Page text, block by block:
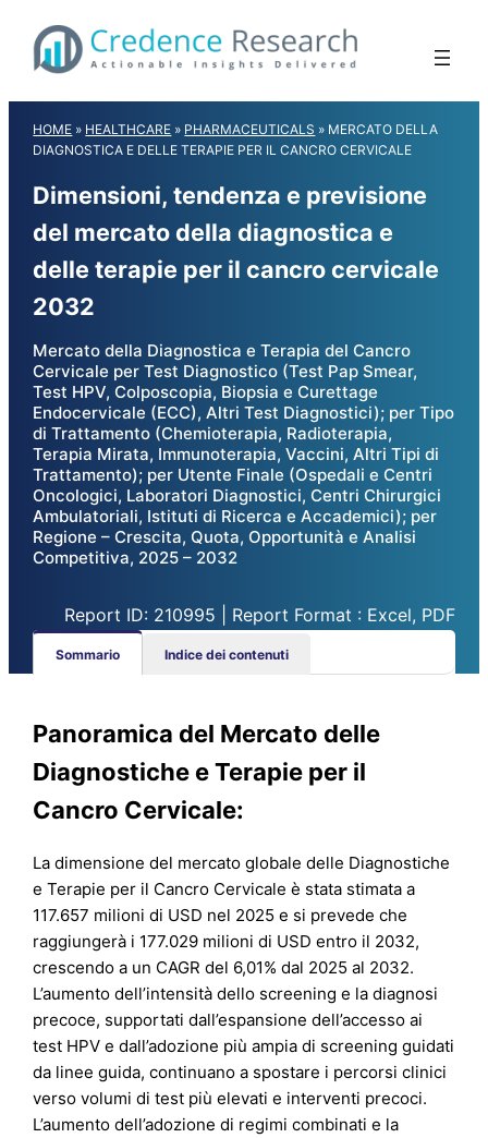
content
HOME » HEALTHCARE » PHARMACEUTICALS » MERCATO DELLA
DIAGNOSTICA E DELLE TERAPIE PER IL CANCRO CERVICALE
Dimensioni, tendenza e previsione
del mercato della diagnostica e
delle terapie per il cancro cervicale
2032
Mercato della Diagnostica e Terapia del Cancro
Cervicale per Test Diagnostico (Test Pap Smear,
Test HPV, Colposcopia, Biopsia e Curettage
Endocervicale (ECC), Altri Test Diagnostici); per Tipo
di Trattamento (Chemioterapia, Radioterapia,
Terapia Mirata, Immunoterapia, Vaccini, Altri Tipi di
Trattamento); per Utente Finale (Ospedali e Centri
Oncologici, Laboratori Diagnostici, Centri Chirurgici
Ambulatoriali, Istituti di Ricerca e Accademici); per
Regione – Crescita, Quota, Opportunità e Analisi
Competitiva, 2025 – 2032
Report ID: 210995 | Report Format : Excel, PDF
Sommario Indice dei contenuti
Panoramica del Mercato delle
Diagnostiche e Terapie per il
Cancro Cervicale:
La dimensione del mercato globale delle Diagnostiche
e Terapie per il Cancro Cervicale è stata stimata a
117.657 milioni di USD nel 2025 e si prevede che
raggiungerà i 177.029 milioni di USD entro il 2032,
crescendo a un CAGR del 6,01% dal 2025 al 2032.
L’aumento dell’intensità dello screening e la diagnosi
precoce, supportati dall’espansione dell’accesso ai
test HPV e dall’adozione più ampia di screening guidati
da linee guida, continuano a spostare i percorsi clinici
verso volumi di test più elevati e interventi precoci.
L’aumento dell’adozione di regimi combinati e la